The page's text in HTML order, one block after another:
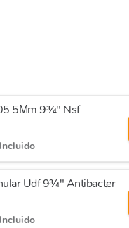
5Μm 9¾" Nsf
Udf 9¾" Antibacter